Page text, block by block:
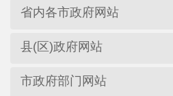
省内各市政府网站
县(区)政府网站
市政府部门网站